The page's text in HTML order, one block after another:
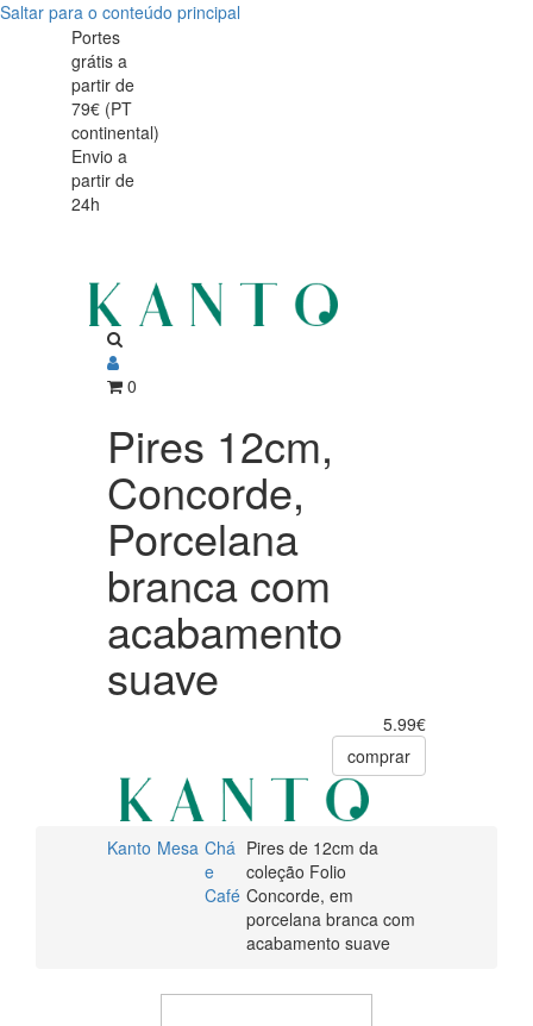
Saltar para o conteúdo principal
Portes
grátis a
partir de
79€ (PT
continental)
Envio a
partir de
24h
0
Pires 12cm,
Concorde,
Porcelana
branca com
acabamento
suave
5.99€
comprar
Kanto Mesa Chá
e
Café
Pires de 12cm da
coleção Folio
Concorde, em
porcelana branca com
acabamento suave